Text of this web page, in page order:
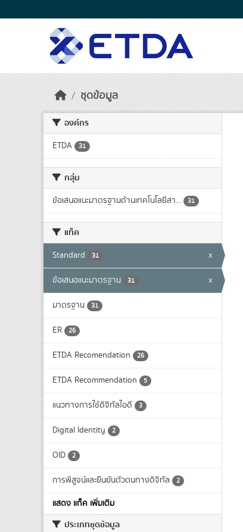
ชุดข้อมูล
องค์กร
ETDA 31
กลุ่ม
ข้อเสนอแนะมาตรฐานด้านเทคโนโลยีสา... 31
แท็ค
Standard 31 x
ข้อเสนอแนะมาตรฐาน 31 x
มาตรฐาน 31
ER 26
ETDA Recomendation 26
ETDA Recommendation 5
แนวทางการใช้ดิจิทัลไอดี 3
Digital Identity 2
OID 2
การพิสูจน์และยืนยันตัวตนทางดิจิทัล 2
แสดง แท็ค เพิ่มเติม
ประเภทชุดข้อมูล